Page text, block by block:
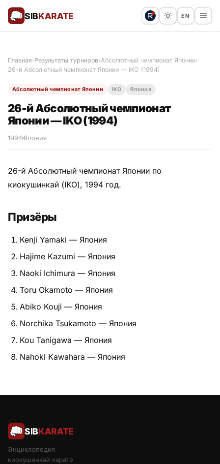
SIBKARATE EN
Результаты турниров
История и философия
Мастера киокушинкай
Питание
Пояса
Растяжка и ОФП
Терминология
Техника и ката
Экипировка
Главная›Результаты турниров›Абсолютный чемпионат Японии›
26-й Абсолютный чемпионат Японии — IKO (1994)
Абсолютный чемпионат Японии IKO Япония
26-й Абсолютный чемпионат
Японии — IKO (1994)
1994 Япония
26-й Абсолютный чемпионат Японии по
киокушинкай (IKO), 1994 год.
Призёры
Kenji Yamaki — Япония
Hajime Kazumi — Япония
Naoki Ichimura — Япония
Toru Okamoto — Япония
Abiko Kouji — Япония
Norchika Tsukamoto — Япония
Kou Tanigawa — Япония
Nahoki Kawahara — Япония
SIBKARATE
Энциклопедия
киокушинкай каратэ